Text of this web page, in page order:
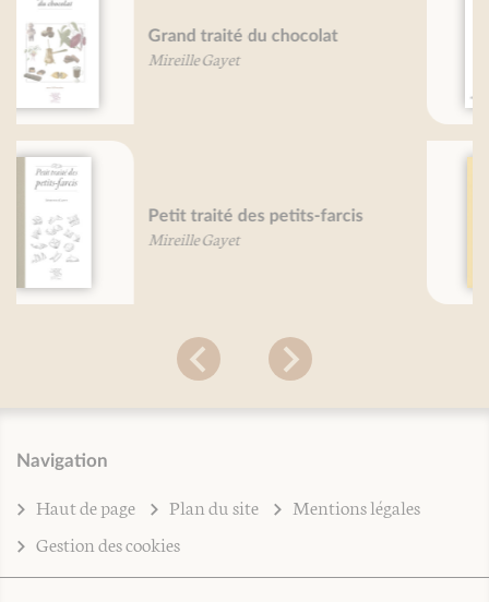
Légumes, je vous aime...
Béatrice Vigot-Lagandré
Petit traité de l'omelette -
nouvelle édition
Béatrice Vigot-Lagandré
Navigation
Haut de page Plan du site
Mentions légales
Gestion des cookies